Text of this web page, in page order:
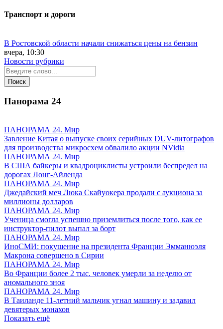
Транспорт и дороги
В Ростовской области начали снижаться цены на бензин
вчера, 10:30
Новости рубрики
Панорама 24
ПАНОРАМА 24. Мир
Завление Китая о выпуске своих серийных DUV-литографов
для производства микросхем обвалило акции NVidia
ПАНОРАМА 24. Мир
В США байкеры и квадроциклисты устроили беспредел на
дорогах Лонг-Айленда
ПАНОРАМА 24. Мир
Джедайский меч Люка Скайуокера продали с аукциона за
миллионы долларов
ПАНОРАМА 24. Мир
Ученица смогла успешно приземлиться после того, как ее
инструктор-пилот выпал за борт
ПАНОРАМА 24. Мир
ИноСМИ: покушение на президента Франции Эмманюэля
Макрона совершено в Сирии
ПАНОРАМА 24. Мир
Во Франции более 2 тыс. человек умерли за неделю от
аномального зноя
ПАНОРАМА 24. Мир
В Таиланде 11-летний мальчик угнал машину и задавил
девятерых монахов
Показать ещё